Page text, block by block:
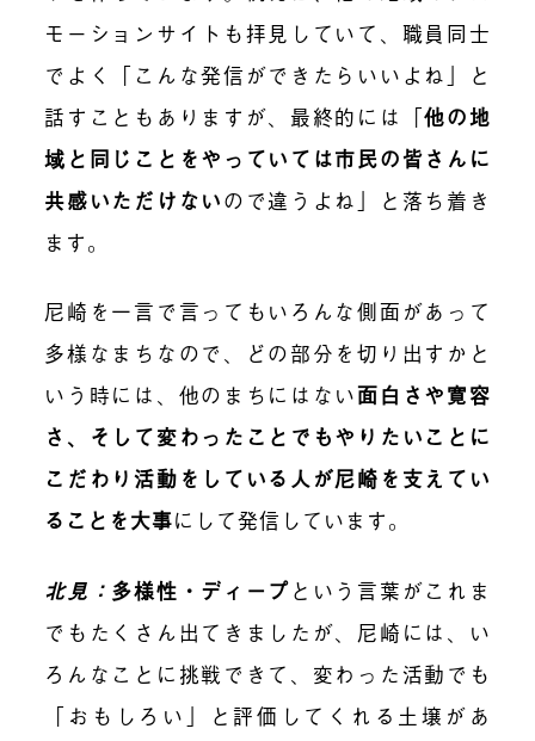
モーションサイトも拝見していて、職員同士
でよく「こんな発信ができたらいいよね」と
話すこともありますが、最終的には「他の地
域と同じことをやっていては市民の皆さんに
共感いただけないので違うよね」と落ち着き
ます。
尼崎を一言で言ってもいろんな側面があって
多様なまちなので、どの部分を切り出すかと
いう時には、他のまちにはない面白さや寛容
さ、そして変わったことでもやりたいことに
こだわり活動をしている人が尼崎を支えてい
ることを大事にして発信しています。
北見： 多様性・ディープという言葉がこれま
でもたくさん出てきましたが、尼崎には、い
ろんなことに挑戦できて、変わった活動でも
「おもしろい」と評価してくれる土壌があ